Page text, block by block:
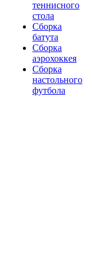
теннисного
стола
Сборка
батута
Сборка
аэрохоккея
Сборка
настольного
футбола